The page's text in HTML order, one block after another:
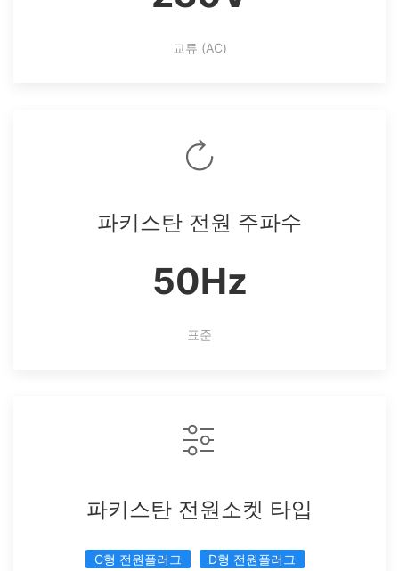
교류 (AC)
파키스탄 전원 주파수
50Hz
표준
파키스탄 전원소켓 타입
C형 전원플러그 D형 전원플러그